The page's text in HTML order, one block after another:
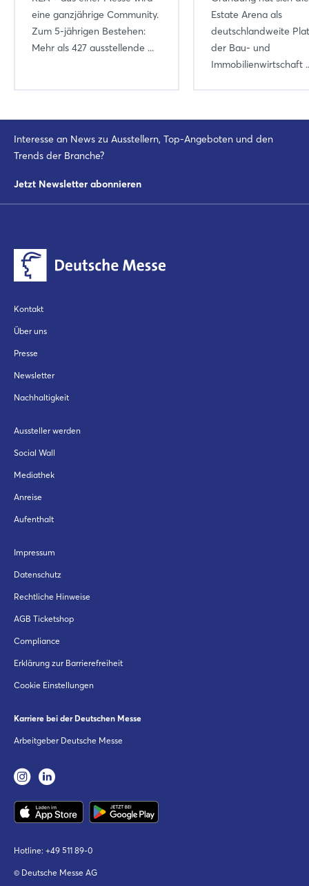
eine ganzjährige Community.
Zum 5-jährigen Bestehen:
Mehr als 427 ausstellende ...
Estate Arena als
deutschlandweite
der Bau- und
Immobilienwirtschaft
Interesse an News zu Ausstellern, Top-Angeboten und den
Trends der Branche?
Jetzt Newsletter abonnieren
Kontakt
Über uns
Presse
Newsletter
Nachhaltigkeit
Aussteller werden
Social Wall
Mediathek
Anreise
Aufenthalt
Impressum
Datenschutz
Rechtliche Hinweise
AGB Ticketshop
Compliance
Erklärung zur Barrierefreiheit
Cookie Einstellungen
Karriere bei der Deutschen Messe
Arbeitgeber Deutsche Messe
Hotline: +49 511 89-0
© Deutsche Messe AG